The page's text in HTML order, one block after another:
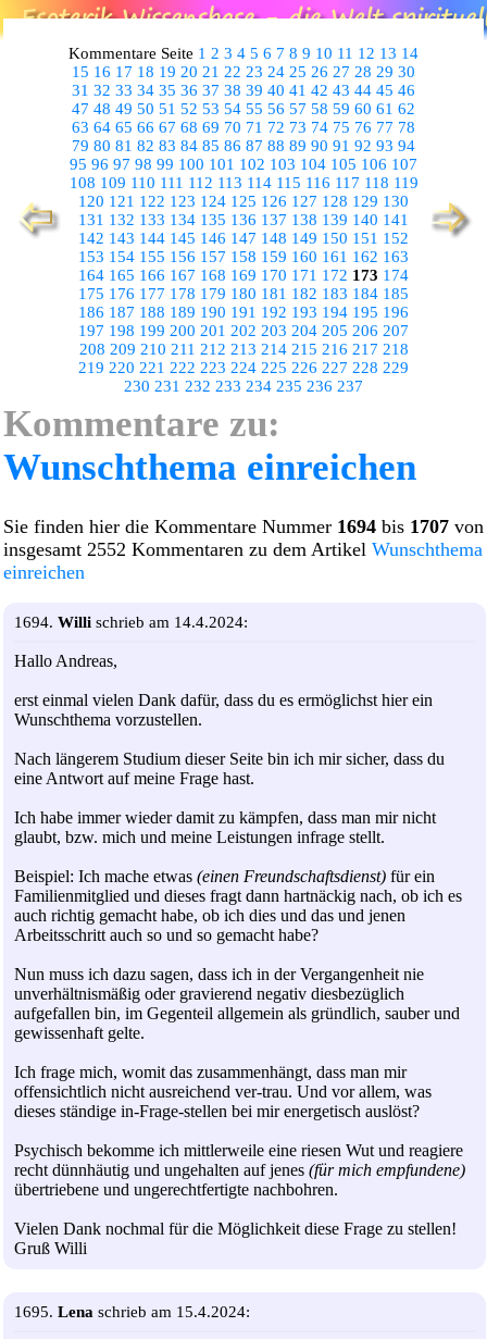
Kommentare Seite 1 2 3 4 5 6 7 8 9 10 11 12 13 14
15 16 17 18 19 20 21 22 23 24 25 26 27 28 29 30
31 32 33 34 35 36 37 38 39 40 41 42 43 44 45 46
47 48 49 50 51 52 53 54 55 56 57 58 59 60 61 62
63 64 65 66 67 68 69 70 71 72 73 74 75 76 77 78
79 80 81 82 83 84 85 86 87 88 89 90 91 92 93 94
95 96 97 98 99 100 101 102 103 104 105 106 107
108 109 110 111 112 113 114 115 116 117 118 119
120 121 122 123 124 125 126 127 128 129 130
131 132 133 134 135 136 137 138 139 140 141
142 143 144 145 146 147 148 149 150 151 152
153 154 155 156 157 158 159 160 161 162 163
164 165 166 167 168 169 170 171 172 173 174
175 176 177 178 179 180 181 182 183 184 185
186 187 188 189 190 191 192 193 194 195 196
197 198 199 200 201 202 203 204 205 206 207
208 209 210 211 212 213 214 215 216 217 218
219 220 221 222 223 224 225 226 227 228 229
230 231 232 233 234 235 236 237
Kommentare zu:
Wunschthema einreichen
Sie finden hier die Kommentare Nummer 1694 bis 1707 von
insgesamt 2552 Kommentaren zu dem Artikel Wunschthema
einreichen
1694. Willi schrieb am 14.4.2024:
Hallo Andreas,
erst einmal vielen Dank dafür, dass du es ermöglichst hier ein
Wunschthema vorzustellen.
Nach längerem Studium dieser Seite bin ich mir sicher, dass du
eine Antwort auf meine Frage hast.
Ich habe immer wieder damit zu kämpfen, dass man mir nicht
glaubt, bzw. mich und meine Leistungen infrage stellt.
Beispiel: Ich mache etwas (einen Freundschaftsdienst) für ein
Familienmitglied und dieses fragt dann hartnäckig nach, ob ich es
auch richtig gemacht habe, ob ich dies und das und jenen
Arbeitsschritt auch so und so gemacht habe?
Nun muss ich dazu sagen, dass ich in der Vergangenheit nie
unverhältnismäßig oder gravierend negativ diesbezüglich
aufgefallen bin, im Gegenteil allgemein als gründlich, sauber und
gewissenhaft gelte.
Ich frage mich, womit das zusammenhängt, dass man mir
offensichtlich nicht ausreichend ver-trau. Und vor allem, was
dieses ständige in-Frage-stellen bei mir energetisch auslöst?
Psychisch bekomme ich mittlerweile eine riesen Wut und reagiere
recht dünnhäutig und ungehalten auf jenes (für mich empfundene)
übertriebene und ungerechtfertigte nachbohren.
Vielen Dank nochmal für die Möglichkeit diese Frage zu stellen!
Gruß Willi
1695. Lena schrieb am 15.4.2024: